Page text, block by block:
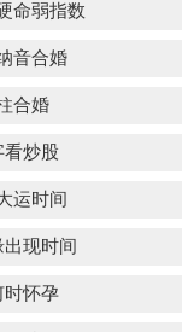
命弱指数
音合婚
合婚
看炒股
运时间
现时间
时怀孕